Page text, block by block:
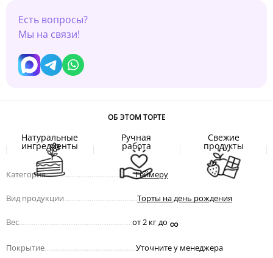
Есть вопросы?
Мы на связи!
ОБ ЭТОМ ТОРТЕ
Натуральные
ингредиенты
Ручная
работа
Свежие
продукты
Категория.................................................Геймеру
Вид продукции Торты на день рождения
Вес от 2 кг до ∞
Покрытие Уточните у менеджера